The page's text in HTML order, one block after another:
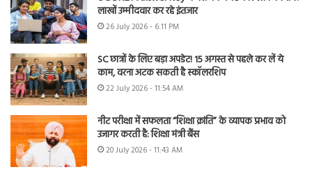
लाखों उम्मीदवार कर रहे इंतजार
26 July 2026 - 6:11 PM
SC छात्रों के लिए बड़ा अपडेट! 15 अगस्त से पहले कर लें ये
काम, वरना अटक सकती है स्कॉलरशिप
22 July 2026 - 11:54 AM
नीट परीक्षा में सफलता “शिक्षा क्रांति” के व्यापक प्रभाव को
उजागर करती है: शिक्षा मंत्री बैंस
20 July 2026 - 11:43 AM